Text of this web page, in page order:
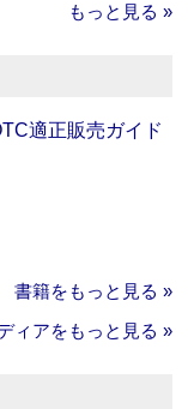
もっと見る »
適正販売ガイド
書籍をもっと見る »
ィアをもっと見る »